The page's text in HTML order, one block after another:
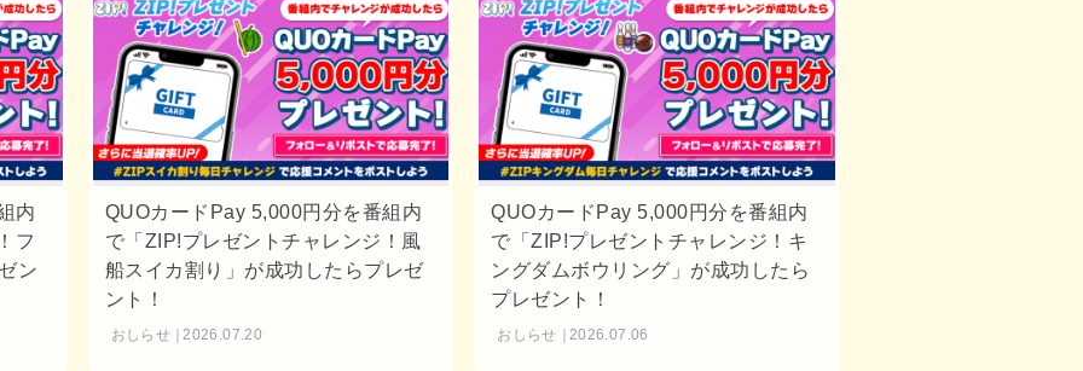
内
フ
ン
QUOカードPay 5,000円分を番組内
で「ZIP!プレゼントチャレンジ！風
船スイカ割り」が成功したらプレゼ
ント！
おしらせ 2026.07.20
QUOカードPay 5,000円分を番組内
で「ZIP!プレゼントチャレンジ！キ
ングダムボウリング」が成功したら
プレゼント！
おしらせ 2026.07.06